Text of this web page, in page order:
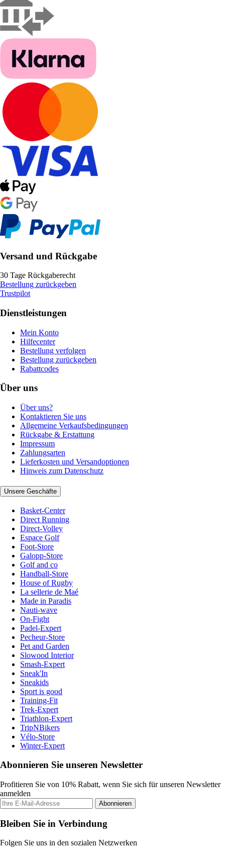
Versand und Rückgabe
30 Tage Rückgaberecht
Bestellung zurückgeben
Trustpilot
Dienstleistungen
Mein Konto
Hilfecenter
Bestellung verfolgen
Bestellung zurückgeben
Rabattcodes
Über uns
Über uns?
Kontaktieren Sie uns
Allgemeine Verkaufsbedingungen
Rückgabe & Erstattung
Impressum
Zahlungsarten
Lieferkosten und Versandoptionen
Hinweis zum Datenschutz
Unsere Geschäfte
Basket-Center
Direct Running
Direct-Volley
Espace Golf
Foot-Store
Galopp-Store
Golf and co
Handball-Store
House of Rugby
La sellerie de Maé
Made in Paradis
Nauti-wave
On-Fight
Padel-Expert
Pecheur-Store
Pet and Garden
Slowood Interior
Smash-Expert
Sneak'In
Sneakids
Sport is good
Training-Fit
Trek-Expert
Triathlon-Expert
TripNBikers
Vélo-Store
Winter-Expert
Abonnieren Sie unseren Newsletter
Profitieren Sie von 10% Rabatt, wenn Sie sich für unseren Newsletter
anmelden
Abonnieren
Bleiben Sie in Verbindung
Folgen Sie uns in den sozialen Netzwerken